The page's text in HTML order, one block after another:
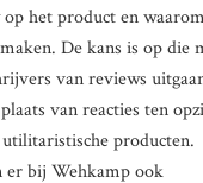
het product en
De kans is op die
van reviews
van reacties ten
producten.
er bij Wehkamp ook